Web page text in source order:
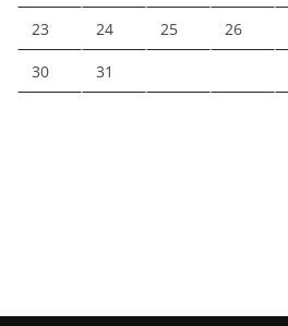
23 24 25 26
30 31